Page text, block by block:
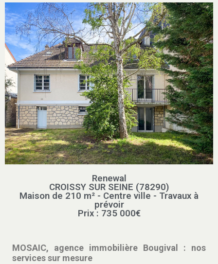
Renewal
CROISSY SUR SEINE (78290)
Maison de 210 m² - Centre ville - Travaux à
prévoir
Prix : 735 000€
MOSAIC, agence immobilière Bougival : nos
services sur mesure